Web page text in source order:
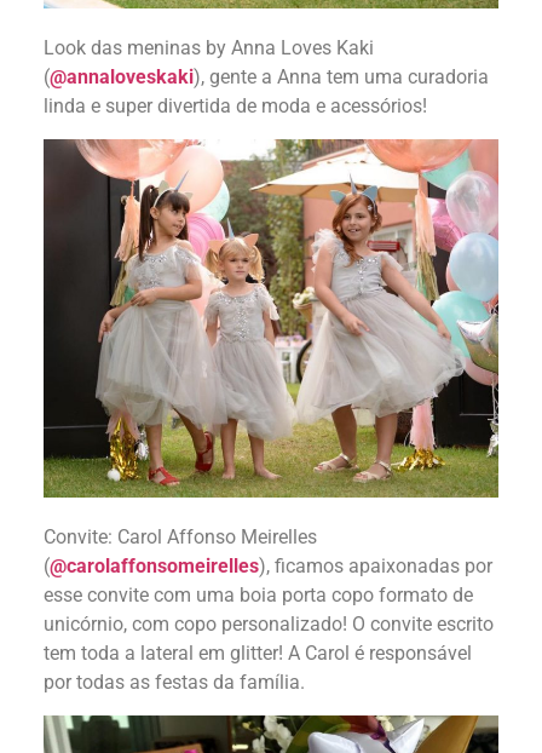
Look das meninas by Anna Loves Kaki
(@annaloveskaki), gente a Anna tem uma curadoria
linda e super divertida de moda e acessórios!
Convite: Carol Affonso Meirelles
(@carolaffonsomeirelles), ficamos apaixonadas por
esse convite com uma boia porta copo formato de
unicórnio, com copo personalizado! O convite escrito
tem toda a lateral em glitter! A Carol é responsável
por todas as festas da família.